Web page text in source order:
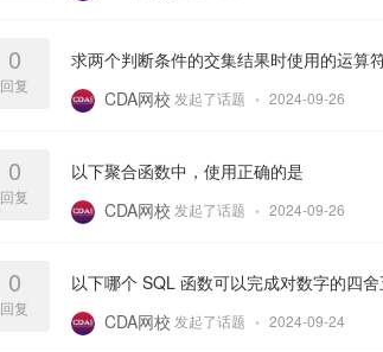
0
回复
求两个判断条件的交集结果时使用的运算
CDA网校 发起了话题 • 2024-09-26
0
回复
以下聚合函数中，使⽤正确的是
CDA网校 发起了话题 • 2024-09-26
0
回复
以下哪个 SQL 函数可以完成对数字的四舍
CDA网校 发起了话题 • 2024-09-24